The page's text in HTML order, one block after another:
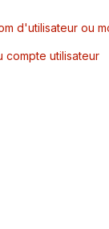
d'utilisateur ou
compte utilisateur